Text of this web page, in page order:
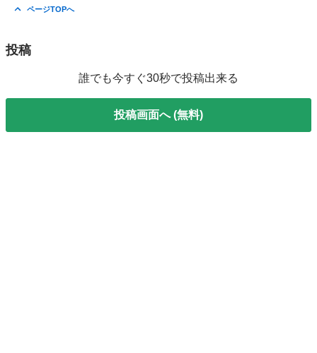
ページTOPへ
投稿
誰でも今すぐ30秒で投稿出来る
投稿画面へ (無料)